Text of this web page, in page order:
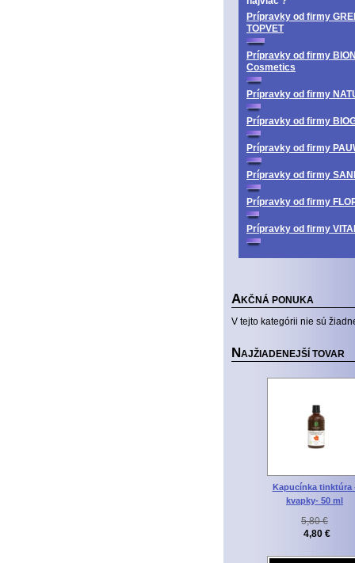
Prípravky od firmy
TOPVET
Prípravky od firmy
Cosmetics
Prípravky od firmy
Prípravky od firmy
Prípravky od firmy
Prípravky od firmy
Prípravky od firmy
Prípravky od firmy
AKČNÁ PONUKA
V tejto kategórii nie sú
NAJŽIADENEJŠÍ TOVAR
Kapucínka tinktúra
kvapky- 50 ml
5,80 €
4,80 €